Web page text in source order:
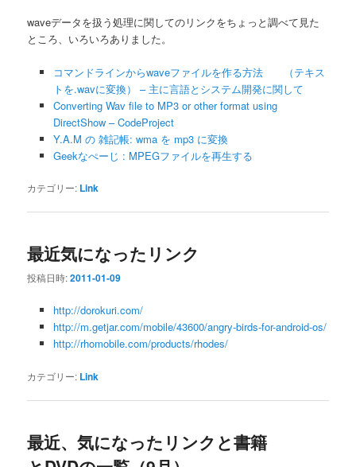
ン
waveデータを扱う処理に関してのリンクをちょっと調べて見た
ところ、いろいろありました。
コマンドラインからwaveファイルを作る方法 （テキス
トを.wavに変換） – 主に言語とシステム開発に関して
Converting Wav file to MP3 or other format using
DirectShow – CodeProject
Y.A.M の 雑記帳: wma を mp3 に変換
Geekなぺーじ : MPEGファイルを再生する
カテゴリー: Link
最近気になったリンク
投稿日時:2011-01-09
http://dorokuri.com/
http://m.getjar.com/mobile/43600/angry-birds-for-android-os/
http://rhomobile.com/products/rhodes/
カテゴリー: Link
最近、気になったリンクと書籍